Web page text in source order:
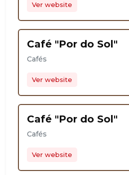
Ver website
Café "Por do Sol"
Cafés
Ver website
Café "Por do Sol"
Cafés
Ver website